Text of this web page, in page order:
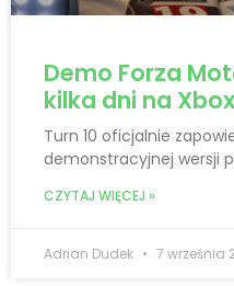
Demo Forza
kilka dni na
Turn 10 oficjalnie
demonstracyjnej wersji
CZYTAJ WIĘCEJ »
Adrian Dudek 7 września